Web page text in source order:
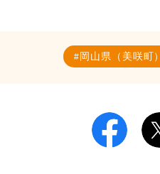
岡山県（美咲町）